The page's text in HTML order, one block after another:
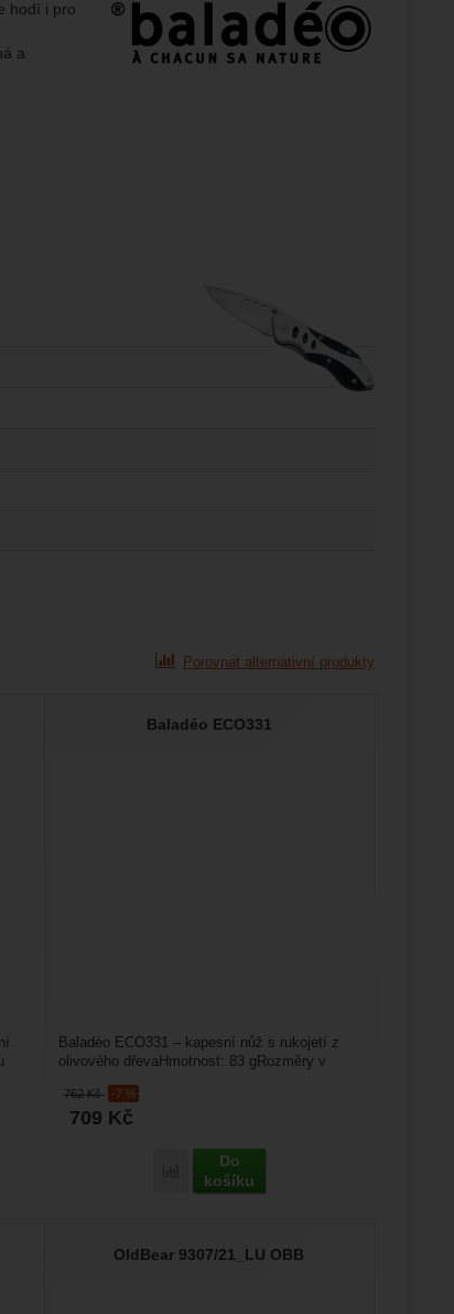
Výrobce:
hodí i pro
a
Porovnat alternativní produkty
Baladéo ECO331
762Kč -7 %
709 Kč
Porovnat
Do
košíku
Baladéo ECO331 – kapesní nůž s rukojetí z
olivového dřevaHmotnost: 83 gRozměry v
OldBear 9307/21_LU OBB